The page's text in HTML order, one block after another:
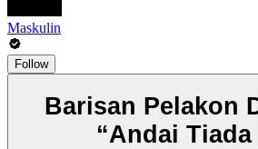
Maskulin
Follow
Barisan Pelakon
“Andai Tiada